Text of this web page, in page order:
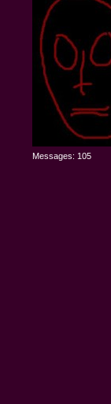
Messages: 105